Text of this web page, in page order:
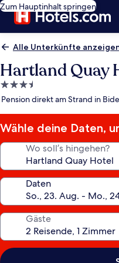
Zum Hauptinhalt springen
Alle Unterkünfte
Hartland Quay
3.5-
Sterne-
Pension direkt am Strand in
Wähle deine Daten,
Wo soll’s hingehen?
Daten
Gäste